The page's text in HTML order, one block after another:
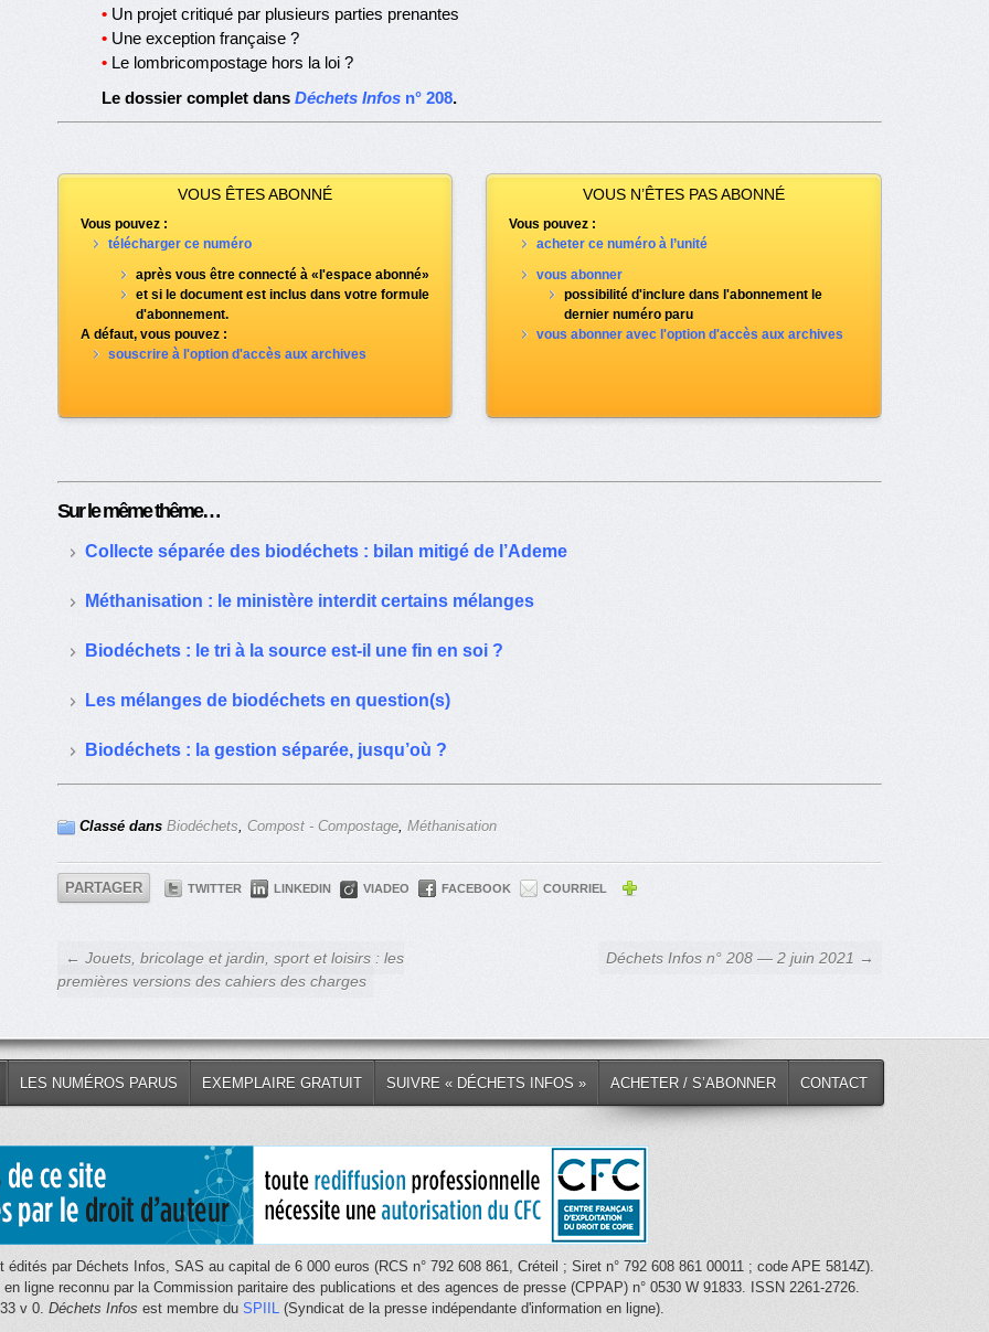
•Un projet critiqué par plusieurs parties prenantes
•Une exception française ?
•Le lombricompostage hors la loi ?
Le dossier complet dans Déchets Infosn° 208.
VOUS ÊTES ABONNÉ
Vous pouvez :
télécharger ce numéro
après vous être connecté à «l'espace abonné»
et si le document est inclus dans votre formule
d'abonnement.
A défaut, vous pouvez :
souscrire à l'option d'accès aux archives
VOUS N’ÊTES PAS ABONNÉ
Vous pouvez :
acheter ce numéro à l’unité
vous abonner
possibilité d'inclure dans l'abonnement le
dernier numéro paru
vous abonner avec l'option d'accès aux archives
Sur le même thême…
Collecte séparée des biodéchets : bilan mitigé de l’Ademe
Méthanisation : le ministère interdit certains mélanges
Biodéchets : le tri à la source est-il une fin en soi ?
Les mélanges de biodéchets en question(s)
Biodéchets : la gestion séparée, jusqu’où ?
Classé dans Biodéchets, Compost - Compostage, Méthanisation
PARTAGER TWITTER LINKEDIN VIADEO FACEBOOK COURRIEL
← Jouets, bricolage et jardin, sport et loisirs : les
premières versions des cahiers des charges
Déchets Infos n° 208 — 2 juin 2021 →
LES NUMÉROS PARUS EXEMPLAIRE GRATUIT SUIVRE « DÉCHETS INFOS » ACHETER / S’ABONNER CONTACT
édités par Déchets Infos, SAS au capital de 6 000 euros (RCS n° 792 608 861, Créteil ; Siret n° 792 608 861 00011 ; code APE 5814Z).
ligne reconnu par la Commission paritaire des publications et des agences de presse (CPPAP) n° 0530 W 91833. ISSN 2261-2726.
v 0. Déchets Infos est membre du SPIIL(Syndicat de la presse indépendante d'information en ligne).